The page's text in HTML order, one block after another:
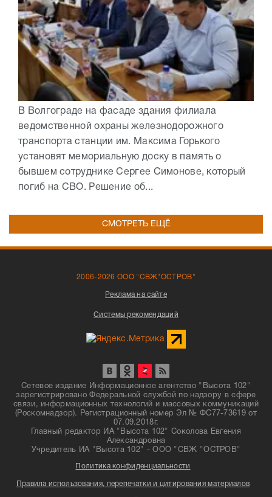
В Волгограде на фасаде здания филиала
ведомственной охраны железнодорожного
транспорта станции им. Максима Горького
установят мемориальную доску в память о
бывшем сотруднике Сергее Симонове, который
погиб на СВО. Решение об...
СМОТРЕТЬ ЕЩЁ
2006-2026 ООО "СВЖ"ОСТРОВ"
Реклама на сайте
Системы рекомендаций
Сетевое издание Информационное агентство "Высота 102"
зарегистрировано Федеральной службой по надзору в сфере
связи, информационных технологий и массовых коммуникаций
(Роскомнадзор). Регистрационный номер Эл № ФС77-73619 от
07.09.2018г.
Главный редактор ИА "Высота 102" Соколова Евгения
Александровна
Учредитель ИА "Высота 102" - ООО "СВЖ "ОСТРОВ"
Политика конфиденциальности
Правила использования, перепечатки и цитирования материалов